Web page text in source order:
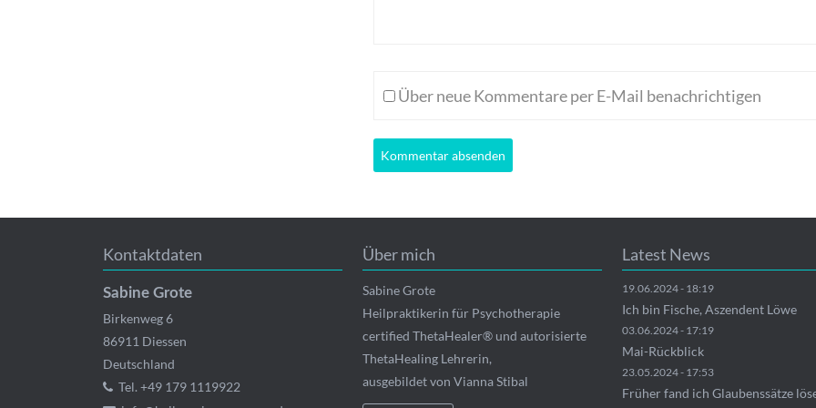
Über neue Kommentare per E-Mail benachrichtigen
Kontaktdaten
Sabine Grote
Birkenweg 6
86911 Diessen
Deutschland
Tel. +49 179 1119922
Über mich
Sabine Grote
Heilpraktikerin für Psychotherapie
certified ThetaHealer® und autorisierte
ThetaHealing Lehrerin,
ausgebildet von Vianna Stibal
Latest News
19.06.2024 - 18:19
Ich bin Fische, Aszendent Löwe
03.06.2024 - 17:19
Mai-Rückblick
23.05.2024 - 17:53
Früher fand ich Glaubenssätze